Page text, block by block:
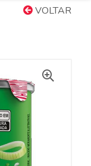
VOLTAR